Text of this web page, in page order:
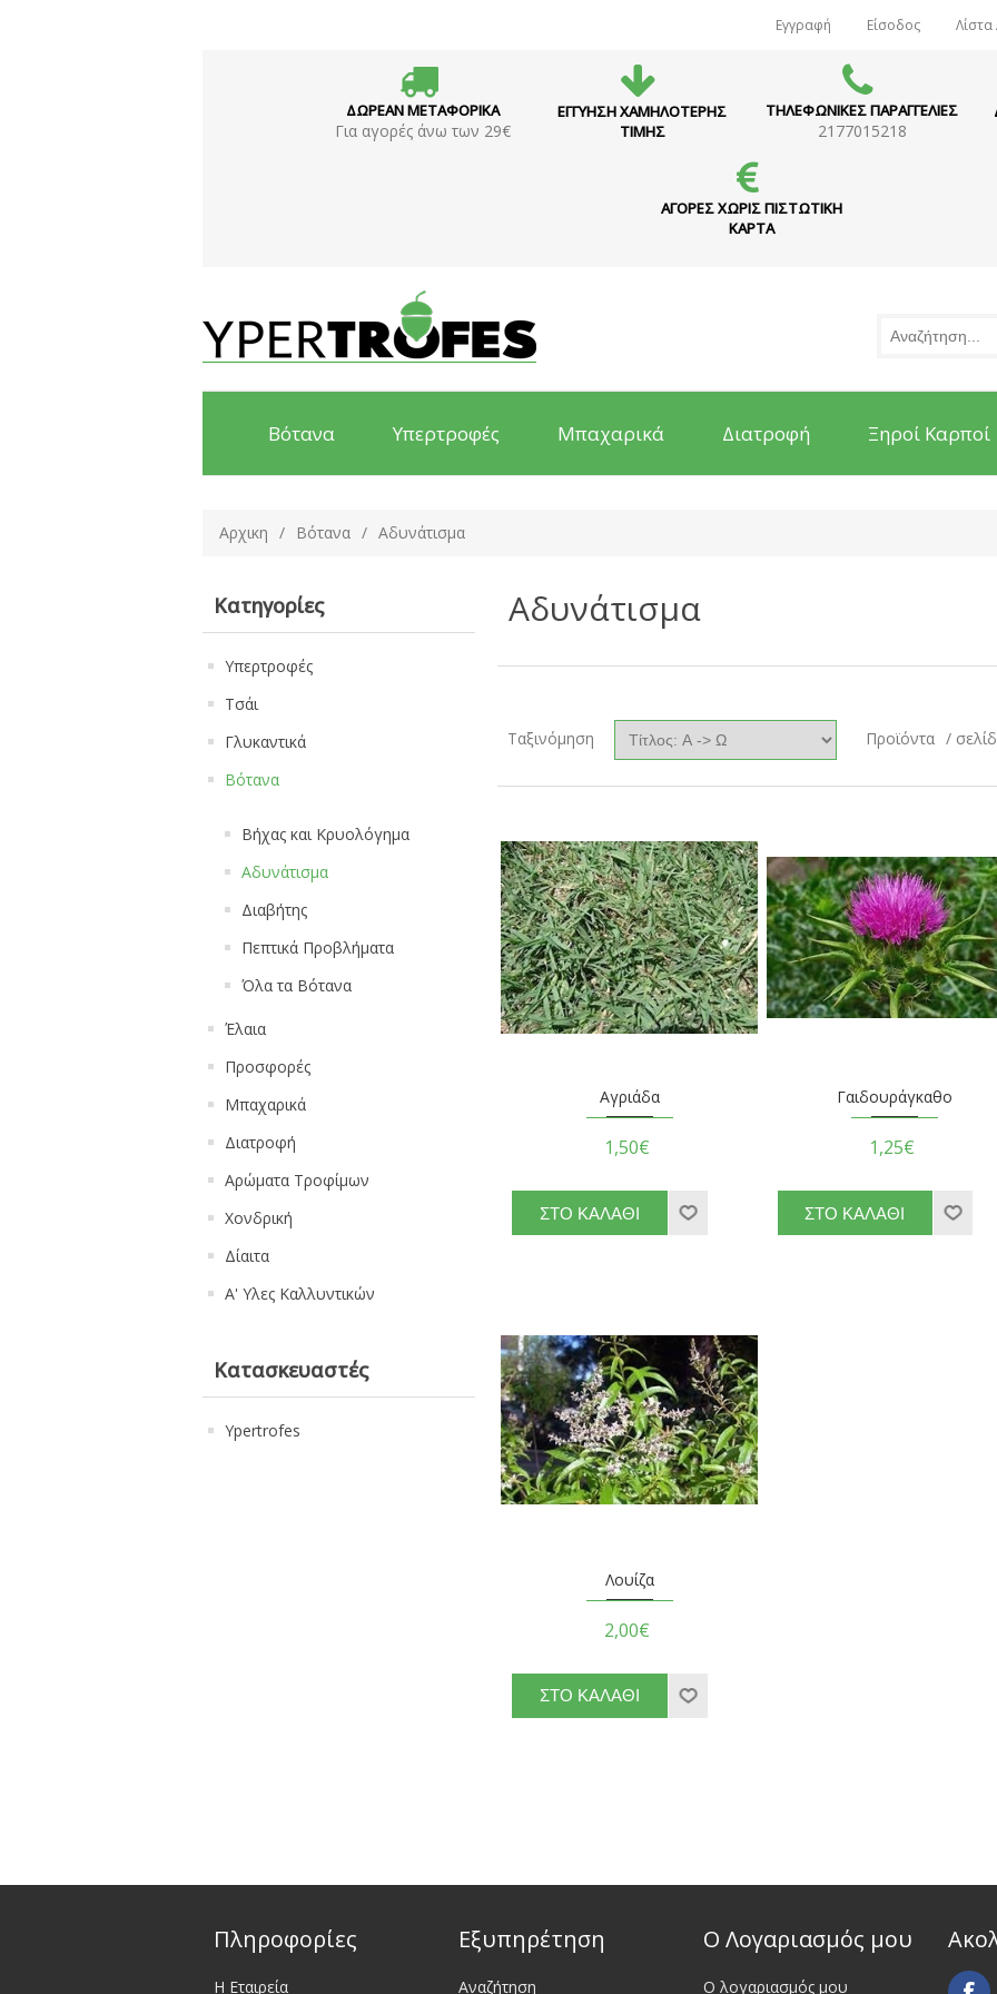
Εγγραφή Είσοδος
ΔΩΡΕΑΝ ΜΕΤΑΦΟΡΙΚΑ
Για αγορές άνω των 29€
ΕΓΓΥΗΣΗ ΧΑΜΗΛΟΤΕΡΗΣ
ΤΙΜΗΣ
ΤΗΛΕΦΩΝΙΚΕΣ ΠΑΡΑΓΓΕΛΙΕΣ
2177015218
ΑΓΟΡΕΣ ΧΩΡΙΣ ΠΙΣΤΩΤΙΚΗ
ΚΑΡΤΑ
Βότανα Υπερτροφές Μπαχαρικά Διατροφή Ξηροί Καρποί
Αρχικη / Βότανα / Αδυνάτισμα
Κατηγορίες
Υπερτροφές
Τσάι
Γλυκαντικά
Βότανα
Βήχας και Κρυολόγημα
Αδυνάτισμα
Διαβήτης
Πεπτικά Προβλήματα
Όλα τα Βότανα
Έλαια
Προσφορές
Μπαχαρικά
Διατροφή
Αρώματα Τροφίμων
Χονδρική
Δίαιτα
Α' Υλες Καλλυντικών
Κατασκευαστές
Ypertrofes
Αδυνάτισμα
Ταξινόμηση Προϊόντα /
Αγριάδα
1,50€
Γαιδουράγκαθο
1,25€
Λουίζα
2,00€
Πληροφορίες
Η Εταιρεία
Εξυπηρέτηση
Αναζήτηση
Ο Λογαριασμός μου
Ο λογαριασμός μου